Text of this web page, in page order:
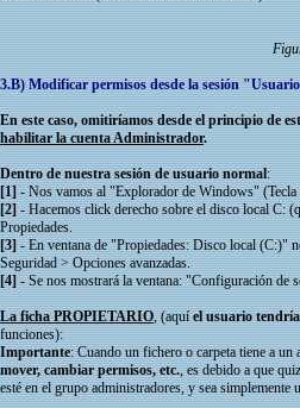
3.B) Modificar permisos desde la sesión
En este caso, omitiríamos desde el principio de
habilitar la cuenta Administrador.
Dentro de nuestra sesión de usuario normal:
[1]- Nos vamos al "Explorador de Windows"
[2]- Hacemos click derecho sobre el disco local C:
Propiedades.
[3]- En ventana de "Propiedades: Disco local (C:)"
Seguridad > Opciones avanzadas.
[4]- Se nos mostrará la ventana: "Configuración de
La ficha PROPIETARIO, (aquíel usuario
funciones):
Importante: Cuando un fichero o carpeta tiene a
mover, cambiar permisos, etc., es debido a que
esté en el grupo administradores, y sea simplemente